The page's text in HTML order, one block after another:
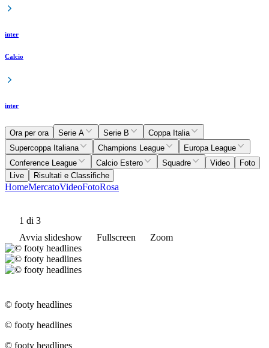
inter
Calcio
inter
Ora per ora Serie A Serie B
Coppa Italia
Supercoppa Italiana
Champions League
Europa League
Conference League
Calcio Estero Squadre Video
Foto
Live
Risultati e Classifiche
HomeMercatoVideoFotoRosa
1 di 3
Avvia slideshow
Fullscreen Zoom
© footy headlines
© footy headlines
© footy headlines